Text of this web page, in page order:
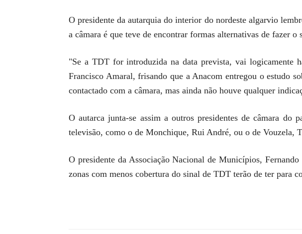
O presidente da autarquia do interior do nordeste algarvio
a câmara é que teve de encontrar formas alternativas de fazer
"Se a TDT for introduzida na data prevista, vai logicamente
Francisco Amaral, frisando que a Anacom entregou o estudo
contactado com a câmara, mas ainda não houve qualquer
O autarca junta-se assim a outros presidentes de câmara
televisão, como o de Monchique, Rui André, ou o de Vouzela,
O presidente da Associação Nacional de Municípios,
zonas com menos cobertura do sinal de TDT terão de ter para